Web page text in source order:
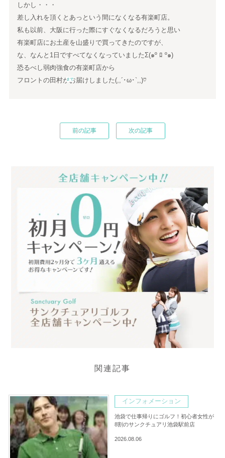
しかし・・・
差し入れを頂くとあっという間になくなる有楽町店。
私も以前、大阪に行った際にすぐなくなるだろうと思い
有楽町店にお土産を山盛りで買ってきたのですが、
な、なんと1日ですべてなくなっていましたΣ(๑º ﾛ º๑)
恐るべし弱肉強食の有楽町店から
フロントの田村がお届けしました(,,´･ω･`,,)♡
前の記事 次の記事
まで
関連記事
インフォメーション
池袋で仕事帰りにゴルフ！初心者女性が
8割のサンクチュアリ池袋駅前店
2026.08.06